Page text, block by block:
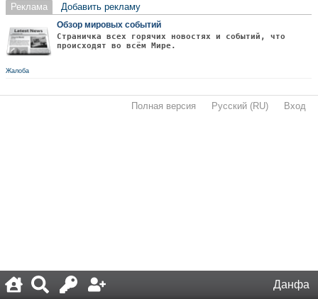
Данфа
Реклама Добавить рекламу
Обзор мировых событий
Страничка всех горячих новостях и событий, что
происходят во всём Мире.
Жалоба
Полная версия Русский (RU) Вход